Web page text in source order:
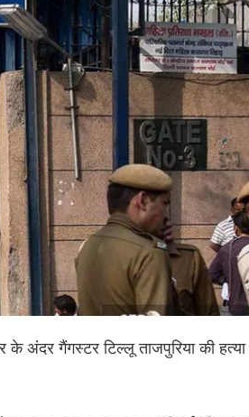
के अंदर गैंगस्टर टिल्लू ताजपुरिया की हत्या